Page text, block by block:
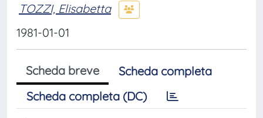
TOZZI, Elisabetta
1981-01-01
Scheda breve
Scheda completa
Scheda completa (DC)